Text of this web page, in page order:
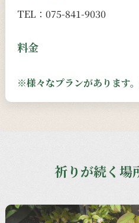
TEL： 075-841-9030
料金
※様々なプランがあります。
祈りが続く場